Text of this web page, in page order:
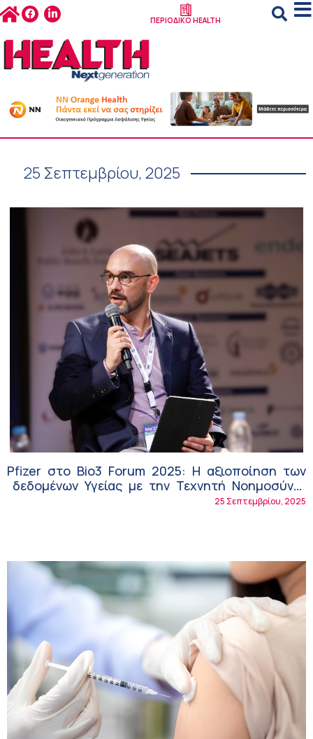
ΠΕΡΙΟΔΙΚΟ HEALTH
25 Σεπτεμβρίου, 2025
Pfizer στο Bio3 Forum 2025: Η αξιοποίηση των
δεδομένων Υγείας με την Τεχνητή Νοημοσύνη
καταλύτης για την προώθηση της Καινοτομίας
25 Σεπτεμβρίου, 2025